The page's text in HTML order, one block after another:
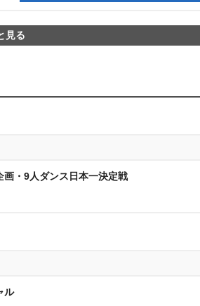
見る
・9人ダンス日本一決定戦
ル